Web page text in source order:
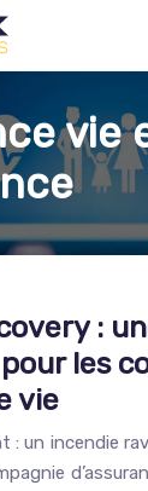
vie
:
les
vie
: un incendie